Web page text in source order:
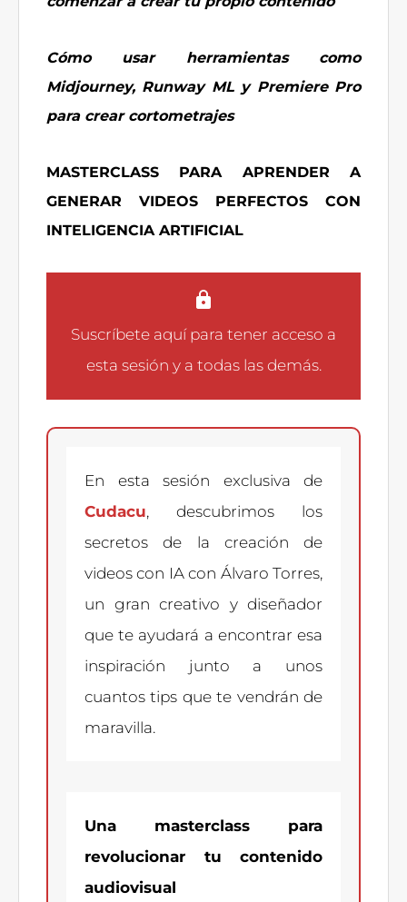
Cómo usar herramientas como
Midjourney, Runway ML y Premiere Pro
para crear cortometrajes
MASTERCLASS PARA APRENDER A
GENERAR VIDEOS PERFECTOS CON
INTELIGENCIA ARTIFICIAL
Suscríbete aquípara tener acceso a
esta sesión y a todas las demás.
En esta sesión exclusiva de
Cudacu, descubrimos los
secretos de la creación de
videos con IA con Álvaro Torres,
un gran creativo y diseñador
que te ayudará a encontrar esa
inspiración junto a unos
cuantos tips que te vendrán de
maravilla.
Una masterclass para
revolucionar tu contenido
audiovisual